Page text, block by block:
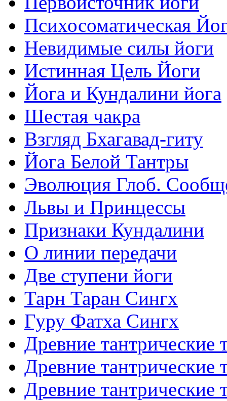
Психосоматическая
Невидимые силы йоги
Истинная Цель Йоги
Йога и Кундалини йога
Шестая чакра
Взгляд Бхагавад-гиту
Йога Белой Тантры
Эволюция Глоб.
Львы и Принцессы
Признаки Кундалини
О линии передачи
Две ступени йоги
Тарн Таран Сингх
Гуру Фатха Сингх
Древние тантрические
Древние тантрические
Древние тантрические